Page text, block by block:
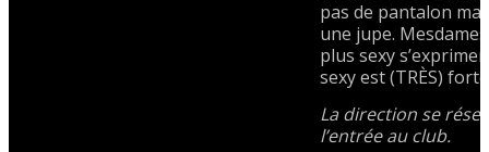
pas de pantalon
une jupe.
plus sexy
sexy est (TRÈS)
La direction se
l’entrée au club.